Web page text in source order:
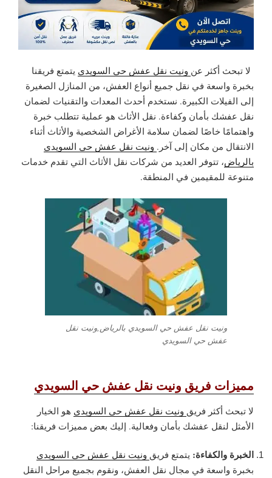
لا تبحث أكثر عن ونيت نقل عفش حي السويدي يتمتع فريقنا
بخبرة واسعة في نقل جميع أنواع العفش، من المنازل الصغيرة
إلى الفيلات الكبيرة. نستخدم أحدث المعدات والتقنيات لضمان
نقل عفشك بأمان وكفاءة. نقل الأثاث هو عملية تتطلب خبرة
واهتمامًا خاصًا لضمان سلامة الأغراض الشخصية والأثاث أثناء
الانتقال من مكان إلى آخر. ونيت نقل عفش حي السويدي
بالرياض، تتوفر العديد من شركات نقل الأثاث التي تقدم خدمات
متنوعة للمقيمين في المنطقة.
ونيت نقل عفش حي السويدي بالرياض,ونيت نقل
عفش حي السويدي
مميزات فريق ونيت نقل عفش حي السويدي
لا تبحث أكثر فريق ونيت نقل عفش حي السويدي هو الخيار
الأمثل لنقل عفشك بأمان وفعالية. إليك بعض مميزات فريقنا:
الخبرة والكفاءة: يتمتع فريق ونيت نقل عفش حي السويدي
بخبرة واسعة في مجال نقل العفش، ونقوم بجميع مراحل النقل